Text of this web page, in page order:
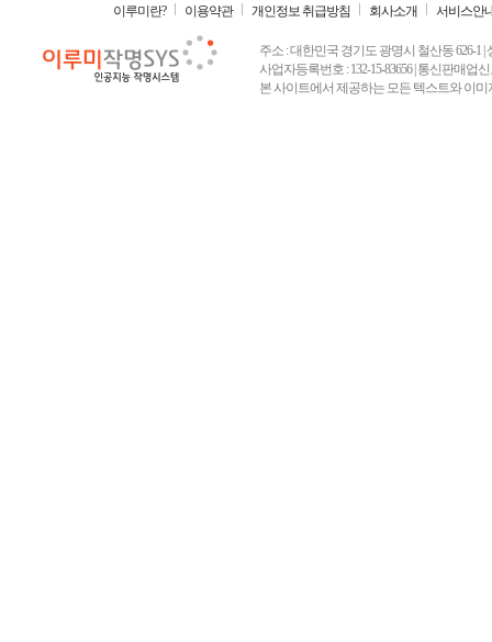
이루미란? 이용약관 개인정보 취급방침 회사소개 서비스안
주소 : 대한민국 경기도 광명시 철산동 626-1 |
사업자등록번호 : 132-15-83656 | 통신판매업
본 사이트에서 제공하는 모든 텍스트와 이